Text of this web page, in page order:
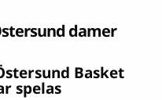
damer
Basket
spelas